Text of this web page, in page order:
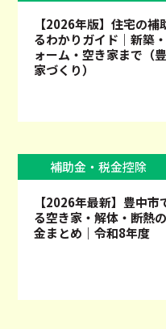
【2026年版】住宅の補
るわかりガイド｜新築
ォーム・空き家まで（
家づくり）
補助金・税金控除
【2026年最新】豊中市
る空き家・解体・断熱
金まとめ｜令和8年度